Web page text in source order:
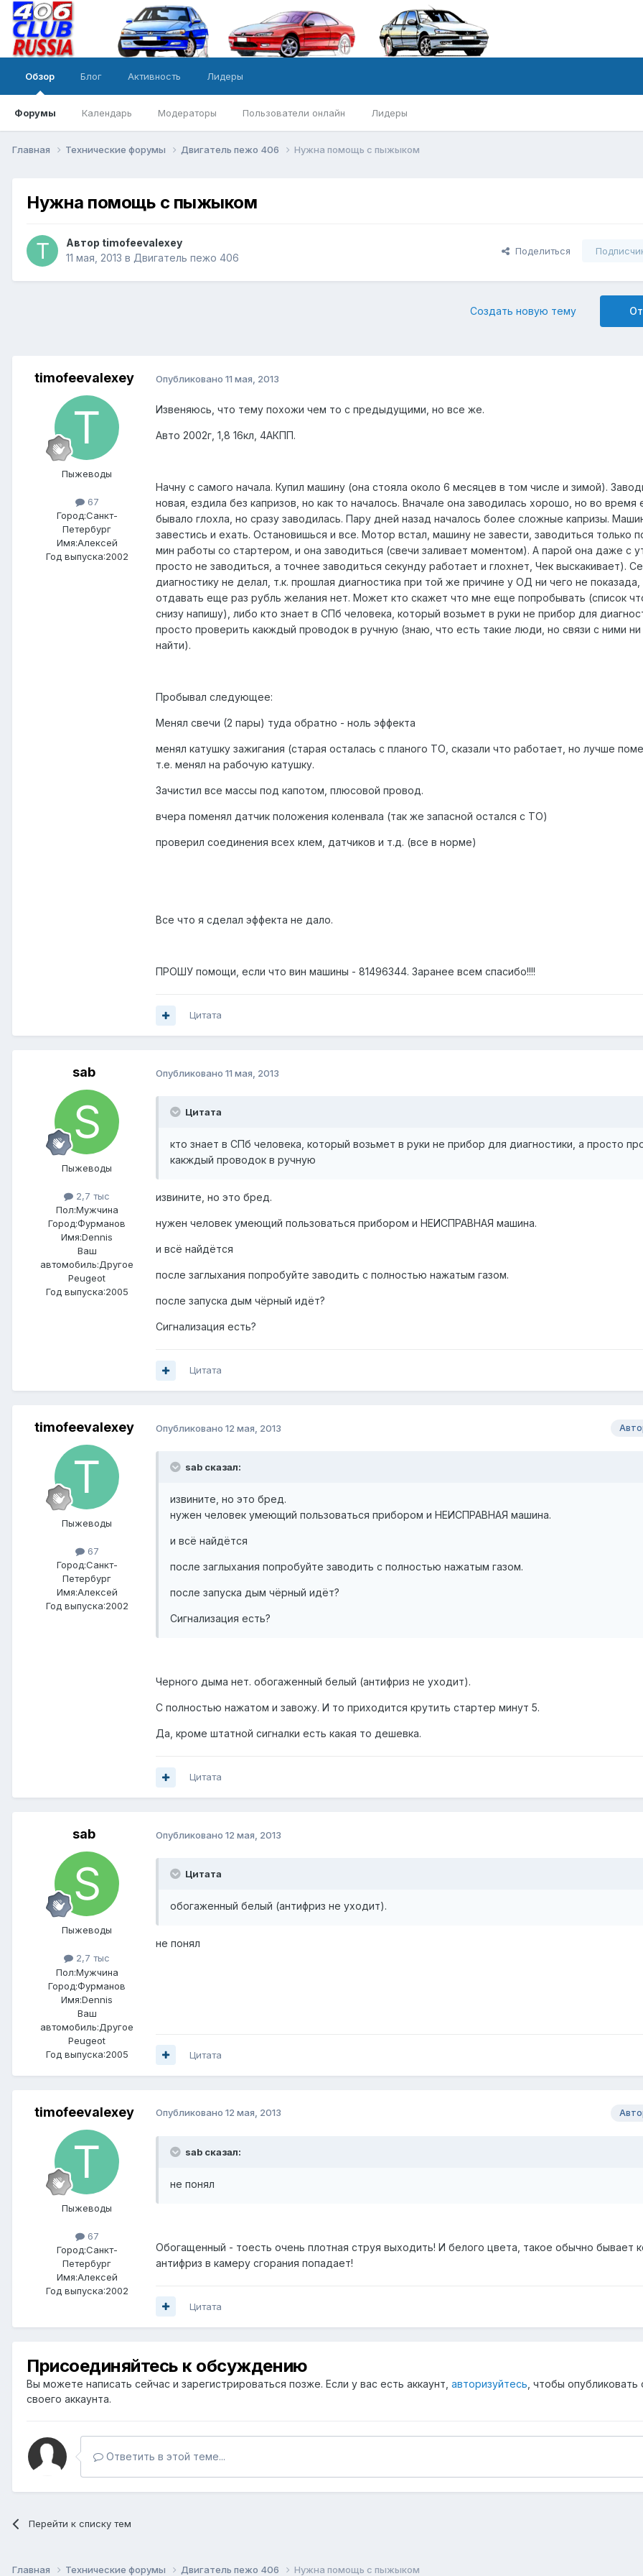
Обзор
Форумы Календарь Модераторы Пользователи онлайн Лидеры
Блог Активность Лидеры
Главная Технические форумы Двигатель пежо 406 Нужна помощь с пыжыком
Нужна помощь с пыжыком
Автор timofeevalexey
11 мая, 2013 в Двигатель пежо 406
Поделиться
Создать новую тему
timofeevalexey
Пыжеводы
67
Город:Санкт-
Петербург
Имя:Алексей
Год выпуска:2002
Опубликовано 11 мая, 2013
Извеняюсь, что тему похожи чем то с предыдущими, но все же.
Авто 2002г, 1,8 16кл, 4АКПП.
Начну с самого начала. Купил машину (она стояла около 6 месяцев в том числе и зимой).
новая, ездила без капризов, но как то началось. Вначале она заводилась хорошо, но во время
бывало глохла, но сразу заводилась. Пару дней назад началось более сложные капризы.
завестись и ехать. Остановишься и все. Мотор встал, машину не завести, заводиться только
мин работы со стартером, и она заводиться (свечи заливает моментом). А парой она даже с
просто не заводиться, а точнее заводиться секунду работает и глохнет, Чек выскакивает).
диагностику не делал, т.к. прошлая диагностика при той же причине у ОД ни чего не показада,
отдавать еще раз рубль желания нет. Может кто скажет что мне еще попробывать (список
снизу напишу), либо кто знает в СПб человека, который возьмет в руки не прибор для
просто проверить какждый проводок в ручную (знаю, что есть такие люди, но связи с ними ни
найти).
Пробывал следующее:
Менял свечи (2 пары) туда обратно - ноль эффекта
менял катушку зажигания (старая осталась с планого ТО, сказали что работает, но лучше
т.е. менял на рабочую катушку.
Зачистил все массы под капотом, плюсовой провод.
вчера поменял датчик положения коленвала (так же запасной остался с ТО)
проверил соединения всех клем, датчиков и т.д. (все в норме)
Все что я сделал эффекта не дало.
ПРОШУ помощи, если что вин машины - 81496344. Заранее всем спасибо!!!!
Цитата
sab
Пыжеводы
2,7 тыс
Пол:Мужчина
Город:Фурманов
Имя:Dennis
Ваш
автомобиль:Другое
Peugeot
Год выпуска:2005
Опубликовано 11 мая, 2013
Цитата
кто знает в СПб человека, который возьмет в руки не прибор для диагностики, а просто
какждый проводок в ручную
извините, но это бред.
нужен человек умеющий пользоваться прибором и НЕИСПРАВНАЯ машина.
и всё найдётся
после заглыхания попробуйте заводить с полностью нажатым газом.
после запуска дым чёрный идёт?
Сигнализация есть?
Цитата
timofeevalexey
Пыжеводы
67
Город:Санкт-
Петербург
Имя:Алексей
Год выпуска:2002
Опубликовано 12 мая, 2013
sab сказал:
извините, но это бред.
нужен человек умеющий пользоваться прибором и НЕИСПРАВНАЯ машина.
и всё найдётся
после заглыхания попробуйте заводить с полностью нажатым газом.
после запуска дым чёрный идёт?
Сигнализация есть?
Черного дыма нет. обогаженный белый (антифриз не уходит).
С полностью нажатом и завожу. И то приходится крутить стартер минут 5.
Да, кроме штатной сигналки есть какая то дешевка.
Цитата
sab
Пыжеводы
2,7 тыс
Пол:Мужчина
Город:Фурманов
Имя:Dennis
Ваш
автомобиль:Другое
Peugeot
Год выпуска:2005
Опубликовано 12 мая, 2013
Цитата
обогаженный белый (антифриз не уходит).
не понял
Цитата
timofeevalexey
Пыжеводы
67
Город:Санкт-
Петербург
Имя:Алексей
Год выпуска:2002
Опубликовано 12 мая, 2013
sab сказал:
не понял
Обогащенный - тоесть очень плотная струя выходить! И белого цвета, такое обычно бывает
антифриз в камеру сгорания попадает!
Цитата
Присоединяйтесь к обсуждению
Вы можете написать сейчас и зарегистрироваться позже. Если у вас есть аккаунт, авторизуйтесь , чтобы
своего аккаунта.
Ответить в этой теме...
Перейти к списку тем
Главная Технические форумы Двигатель пежо 406 Нужна помощь с пыжыком